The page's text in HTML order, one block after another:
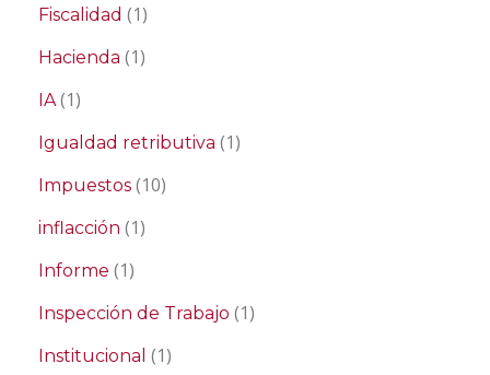
Fiscalidad (1)
Hacienda (1)
IA(1)
Igualdad retributiva (1)
Impuestos (10)
inflacción (1)
Informe (1)
Inspección de Trabajo (1)
Institucional (1)